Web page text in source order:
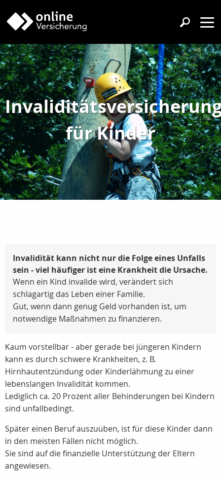
für Kinder
Invalidität kann nicht nur die Folge eines Unfalls
sein - viel häufiger ist eine Krankheit die Ursache.
Wenn ein Kind invalide wird, verändert sich
schlagartig das Leben einer Familie.
Gut, wenn dann genug Geld vorhanden ist, um
notwendige Maßnahmen zu finanzieren.
Kaum vorstellbar - aber gerade bei jüngeren Kindern
kann es durch schwere Krankheiten, z. B.
Hirnhautentzündung oder Kinderlähmung zu einer
lebenslangen Invalidität kommen.
Lediglich ca. 20 Prozentaller Behinderungen bei Kindern
sind unfallbedingt.
Später einen Beruf auszuüben, ist für diese Kinder dann
in den meisten Fällen nicht möglich.
Sie sind auf die finanzielle Unterstützung der Eltern
angewiesen.